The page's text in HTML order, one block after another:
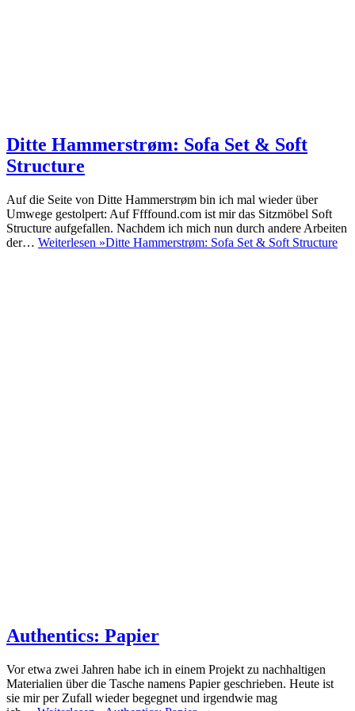
Ditte Hammerstrøm: Sofa Set & Soft
Structure
Auf die Seite von Ditte Hammerstrøm bin ich mal wieder über
Umwege gestolpert: Auf Ffffound.com ist mir das Sitzmöbel Soft
Structure aufgefallen. Nachdem ich mich nun durch andere Arbeiten
der… Weiterlesen »Ditte Hammerstrøm: Sofa Set & Soft Structure
Authentics: Papier
Vor etwa zwei Jahren habe ich in einem Projekt zu nachhaltigen
Materialien über die Tasche namens Papier geschrieben. Heute ist
sie mir per Zufall wieder begegnet und irgendwie mag